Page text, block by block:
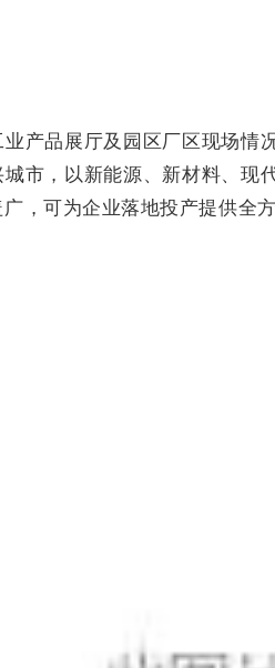
产品展厅及园区厂区现场情
市，以新能源、新材料、
，可为企业落地投产提供全方